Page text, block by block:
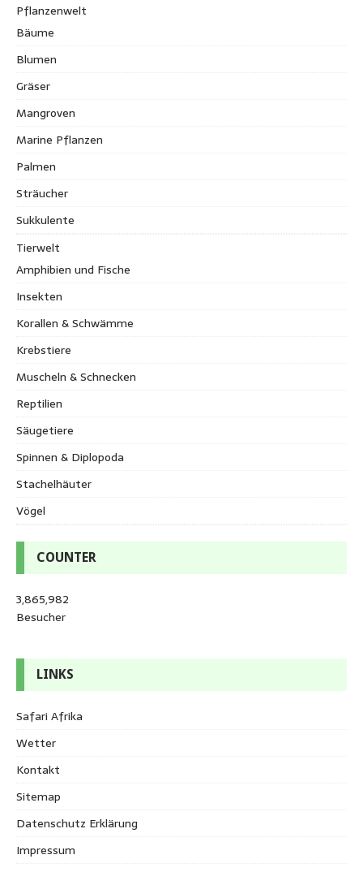
Pflanzenwelt
Bäume
Blumen
Gräser
Mangroven
Marine Pflanzen
Palmen
Sträucher
Sukkulente
Tierwelt
Amphibien und Fische
Insekten
Korallen & Schwämme
Krebstiere
Muscheln & Schnecken
Reptilien
Säugetiere
Spinnen & Diplopoda
Stachelhäuter
Vögel
COUNTER
3,865,982
Besucher
LINKS
Safari Afrika
Wetter
Kontakt
Sitemap
Datenschutz Erklärung
Impressum